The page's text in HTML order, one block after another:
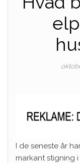
I de seneste år
markant stigning